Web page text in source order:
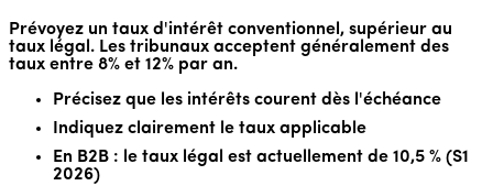
Prévoyez un taux d'intérêt conventionnel, supérieur au
taux légal. Les tribunaux acceptent généralement des
taux entre 8% et 12% par an.
Précisez que les intérêts courent dès l'échéance
Indiquez clairement le taux applicable
En B2B : le taux légal est actuellement de 10,5 % (S1
2026)